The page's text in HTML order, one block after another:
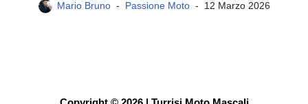
Mario Bruno Passione Moto 12 Marzo 2026